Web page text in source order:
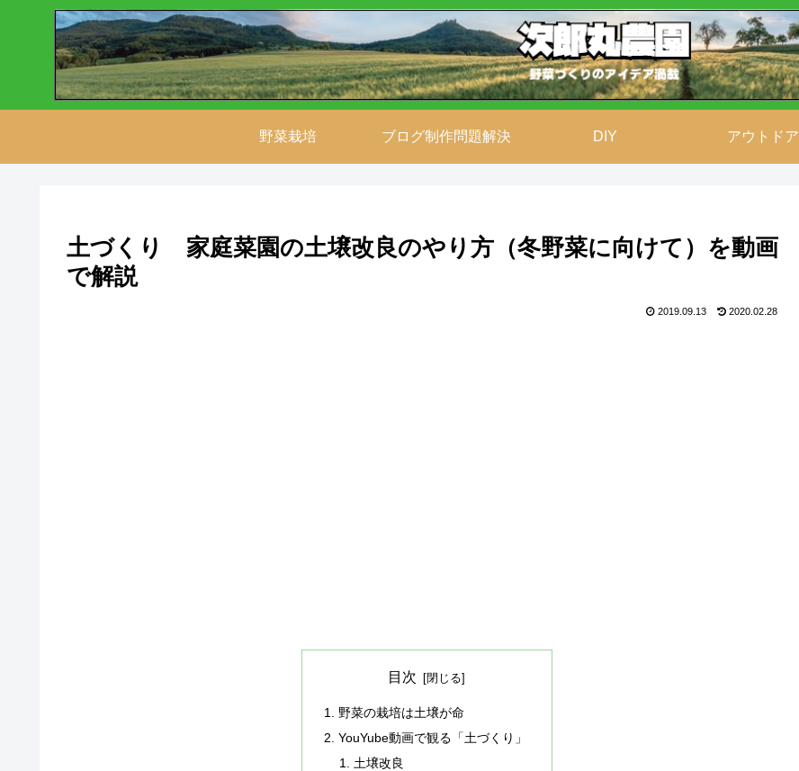
野菜栽培 ブログ制作問題解決 DIY アウトドア
土づくり 家庭菜園の土壌改良のやり方（冬野菜に向けて）を動画
で解説
2019.09.13 2020.02.28
目次
野菜の栽培は土壌が命
YouYube動画で観る「土づくり」
土壌改良